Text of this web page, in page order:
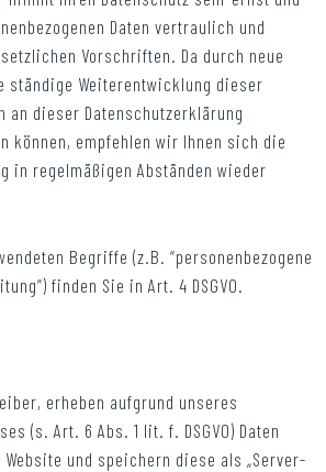
Daten vertraulich und
Vorschriften. Da durch neue
ständige Weiterentwicklung dieser
an dieser Datenschutzerklärung
können, empfehlen wir Ihnen sich die
in regelmäßigen Abständen wieder
Begriffe (z.B. “personenbezogene
finden Sie in Art. 4 DSGVO.
erheben aufgrund unseres
(s. Art. 6 Abs. 1 lit. f. DSGVO) Daten
und speichern diese als „Server-